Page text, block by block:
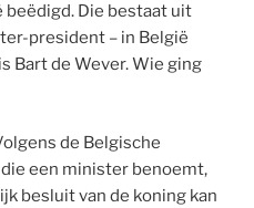
beëdigd. Die bestaat uit
president – in België
Bart de Wever. Wie ging
de Belgische
een minister benoemt,
besluit van de koning kan